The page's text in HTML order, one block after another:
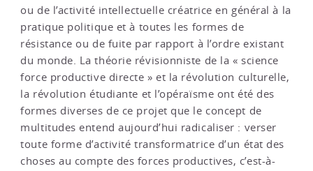
ou de l’activité intellectuelle créatrice en général à la
pratique politique et à toutes les formes de
résistance ou de fuite par rapport à l’ordre existant
du monde. La théorie révisionniste de la « science
force productive directe » et la révolution culturelle,
la révolution étudiante et l’opéraïsme ont été des
formes diverses de ce projet que le concept de
multitudes entend aujourd’hui radicaliser : verser
toute forme d’activité transformatrice d’un état des
choses au compte des forces productives, c’est-à-